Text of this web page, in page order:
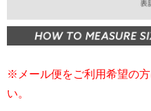
※メール便をご利用希望の
い。